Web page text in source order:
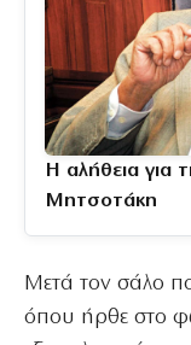
Η αλήθεια για
Μητσοτάκη
Μετά τον σάλο
όπου ήρθε στο